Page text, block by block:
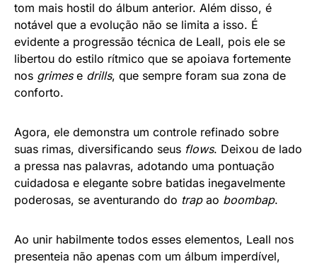
tom mais hostil do álbum anterior. Além disso, é
notável que a evolução não se limita a isso. É
evidente a progressão técnica de Leall, pois ele se
libertou do estilo rítmico que se apoiava fortemente
nos grimese drills, que sempre foram sua zona de
conforto.
Agora, ele demonstra um controle refinado sobre
suas rimas, diversificando seus flows. Deixou de lado
a pressa nas palavras, adotando uma pontuação
cuidadosa e elegante sobre batidas inegavelmente
poderosas, se aventurando do trapao boombap.
Ao unir habilmente todos esses elementos, Leall nos
presenteia não apenas com um álbum imperdível,